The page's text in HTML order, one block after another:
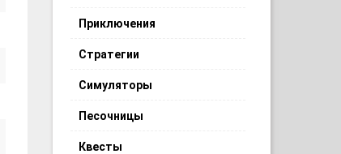
Приключения
Стратегии
Симуляторы
Песочницы
Квесты